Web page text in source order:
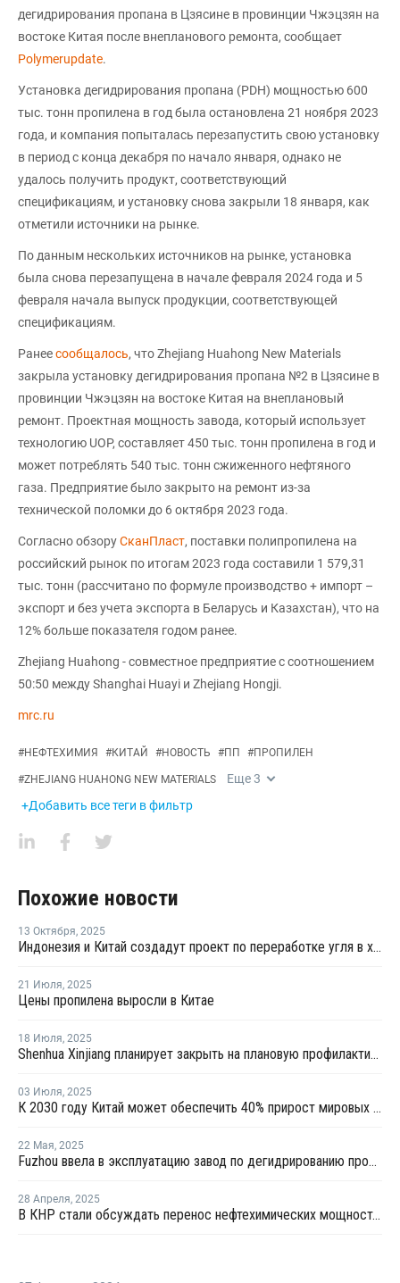
дегидрирования пропана в Цзясине в провинции Чжэцзян на
востоке Китая после внепланового ремонта, сообщает
Polymerupdate.
Установка дегидрирования пропана (PDH) мощностью 600
тыс. тонн пропилена в год была остановлена 21 ноября 2023
года, и компания попыталась перезапустить свою установку
в период с конца декабря по начало января, однако не
удалось получить продукт, соответствующий
спецификациям, и установку снова закрыли 18 января, как
отметили источники на рынке.
По данным нескольких источников на рынке, установка
была снова перезапущена в начале февраля 2024 года и 5
февраля начала выпуск продукции, соответствующей
спецификациям.
Ранеесообщалось, что Zhejiang Huahong New Materials
закрыла установку дегидрирования пропана №2 в Цзясине в
провинции Чжэцзян на востоке Китая на внеплановый
ремонт. Проектная мощность завода, который использует
технологию UOP, составляет 450 тыс. тонн пропилена в год и
может потреблять 540 тыс. тонн сжиженного нефтяного
газа. Предприятие было закрыто на ремонт из-за
технической поломки до 6 октября 2023 года.
Согласно обзоруСканПласт, поставки полипропилена на
российский рынок по итогам 2023 года составили 1 579,31
тыс. тонн (рассчитано по формуле производство + импорт –
экспорт и без учета экспорта в Беларусь и Казахстан), что на
12% больше показателя годом ранее.
Zhejiang Huahong - совместное предприятие с соотношением
50:50 между Shanghai Huayi и Zhejiang Hongji.
mrc.ru
#НЕФТЕХИМИЯ #КИТАЙ #НОВОСТЬ #ПП #ПРОПИЛЕН
#ZHEJIANG HUAHONG NEW MATERIALS Еще3
+Добавить все теги в фильтр
Похожие новости
13 Октября, 2025
Индонезия и Китай создадут проект по переработке угля в химикаты
21 Июля, 2025
Цены пропилена выросли в Китае
18 Июля, 2025
Shenhua Xinjiang планирует закрыть на плановую профилактику установку олефинов в Китае
03 Июля, 2025
К 2030 году Китай может обеспечить 40% прирост мировых мощностей по выпуску пропилена
22 Мая, 2025
Fuzhou ввела в эксплуатацию завод по дегидрированию пропана мощностью 900 тысяч тонн
28 Апреля, 2025
В КНР стали обсуждать перенос нефтехимических мощностей в США из-за пошлин